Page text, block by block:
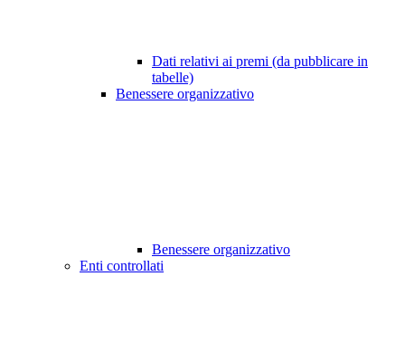
Dati relativi ai premi (da pubblicare in
tabelle)
Benessere organizzativo
Benessere organizzativo
Enti controllati